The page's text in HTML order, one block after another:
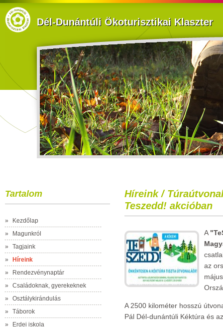
Dél-Dunántúli Ökoturisztikai Klaszter
Tartalom
»
Kezdőlap
»
Magunkról
»
Tagjaink
»
Híreink
»
Rendezvénynaptár
»
Családoknak, gyerekeknek
»
Osztálykirándulás
»
Táborok
»
Erdei iskola
Híreink /
Teszedd! akcióban
A
az
A 2500 kilométer hosszú
Pál Dél-dunántúli Kéktúra és